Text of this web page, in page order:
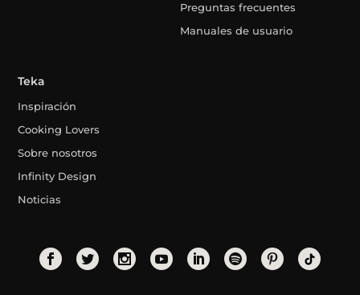
Preguntas frecuentes
Manuales de usuario
Teka
Inspiración
Cooking Lovers
Sobre nosotros
Infinity Design
Noticias